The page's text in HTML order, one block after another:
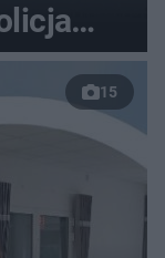
15